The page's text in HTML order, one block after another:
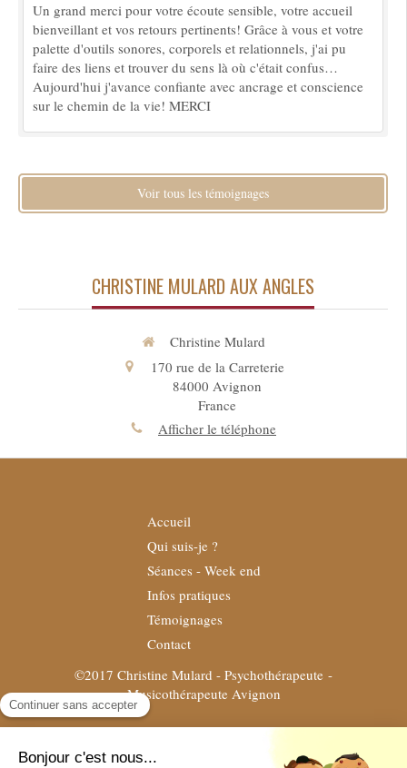
Un grand merci pour votre écoute sensible, votre accueil
bienveillant et vos retours pertinents! Grâce à vous et votre
palette d'outils sonores, corporels et relationnels, j'ai pu
faire des liens et trouver du sens là où c'était confus…
Aujourd'hui j'avance confiante avec ancrage et conscience
sur le chemin de la vie! MERCI
Voir tous les témoignages
CHRISTINE MULARD AUX ANGLES
Christine Mulard
170 rue de la Carreterie
84000 Avignon
France
Afficher le téléphone
Accueil
Qui suis-je ?
Séances - Week end
Infos pratiques
Témoignages
Contact
©2017 Christine Mulard - Psychothérapeute -
Musicothérapeute Avignon
Mentions légales